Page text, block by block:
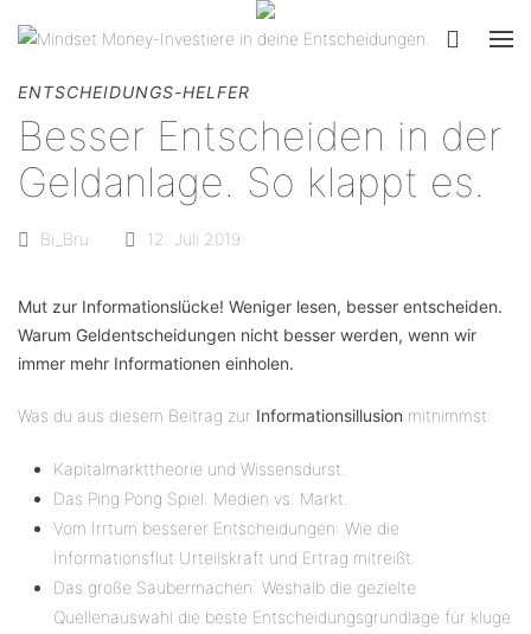
ENTSCHEIDUNGS-HELFER
Besser Entscheiden in der
Geldanlage. So klappt es.
Bi_Bru 12. Juli 2019
Mut zur Informationslücke! Weniger lesen, besser entscheiden.
Warum Geldentscheidungen nicht besser werden, wenn wir
immer mehr Informationen einholen.
Was du aus diesem Beitrag zur Informationsillusion mitnimmst:
Kapitalmarkttheorie und Wissensdurst.
Das Ping Pong Spiel: Medien vs. Markt.
Vom Irrtum besserer Entscheidungen: Wie die
Informationsflut Urteilskraft und Ertrag mitreißt.
Das große Saubermachen: Weshalb die gezielte
Quellenauswahl die beste Entscheidungsgrundlage für kluge